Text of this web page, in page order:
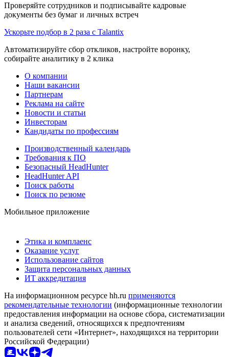
Проверяйте сотрудников и подписывайте кадровые
документы без бумаг и личных встреч
Ускорьте подбор в 2 раза с Talantix
Автоматизируйте сбор откликов, настройте воронку,
собирайте аналитику в 2 клика
О компании
Наши вакансии
Партнерам
Реклама на сайте
Новости и статьи
Инвесторам
Кандидаты по профессиям
Производственный календарь
Требования к ПО
Безопасный HeadHunter
HeadHunter API
Поиск работы
Поиск по резюме
Мобильное приложение
Этика и комплаенс
Оказание услуг
Использование сайтов
Защита персональных данных
ИТ аккредитация
На информационном ресурсе hh.ru применяются
рекомендательные технологии (информационные технологии
предоставления информации на основе сбора, систематизации
и анализа сведений, относящихся к предпочтениям
пользователей сети «Интернет», находящихся на территории
Российской Федерации)